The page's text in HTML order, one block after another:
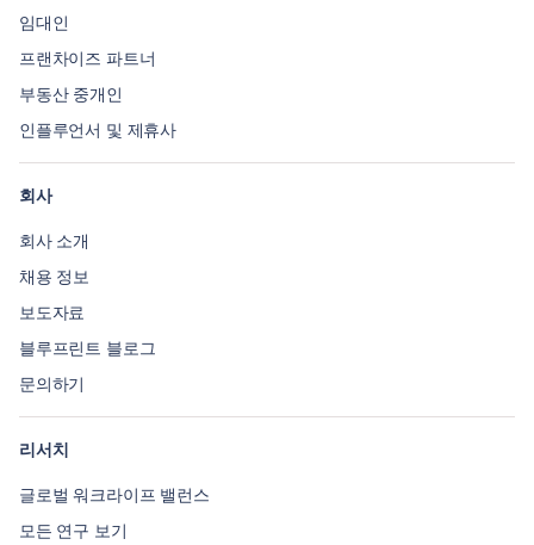
임대인
프랜차이즈 파트너
부동산 중개인
인플루언서 및 제휴사
회사
회사 소개
채용 정보
보도자료
블루프린트 블로그
문의하기
리서치
글로벌 워크라이프 밸런스
모든 연구 보기